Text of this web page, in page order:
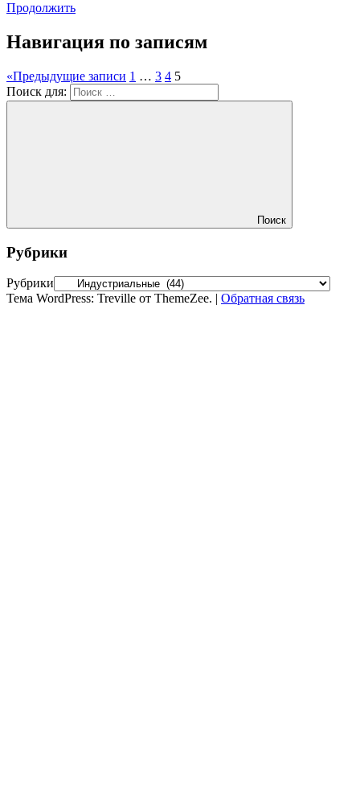
Продолжить
Навигация по записям
«Предыдущие записи 1 … 3 4 5
Поиск для:
Поиск
Рубрики
Рубрики
Тема WordPress: Treville от ThemeZee. | Обратная связь